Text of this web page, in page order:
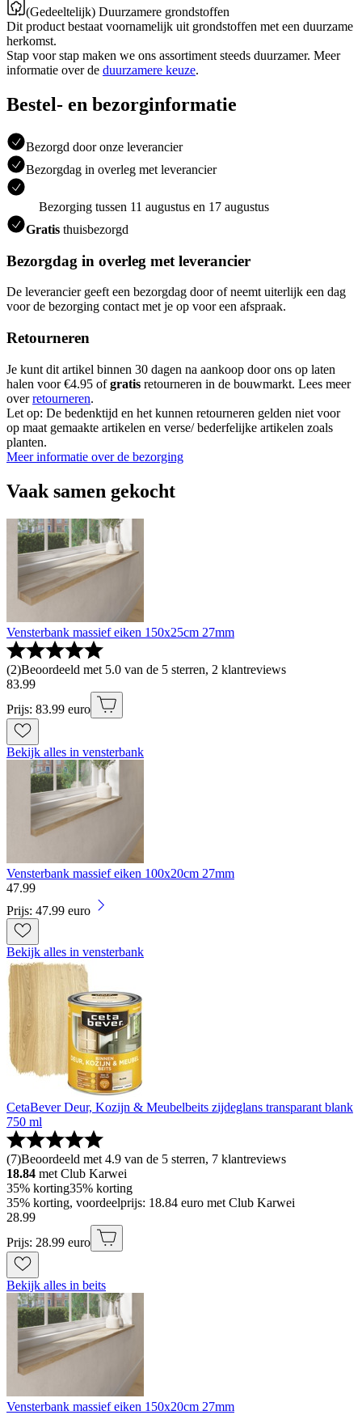
(Gedeeltelijk) Duurzamere grondstoffen
Dit product bestaat voornamelijk uit grondstoffen met een duurzame
herkomst.
Stap voor stap maken we ons assortiment steeds duurzamer. Meer
informatie over de duurzamere keuze.
Bestel- en bezorginformatie
Bezorgd door onze leverancier
Bezorgdag in overleg met leverancier
Bezorging tussen 11 augustus en 17 augustus
Gratis thuisbezorgd
Bezorgdag in overleg met leverancier
De leverancier geeft een bezorgdag door of neemt uiterlijk een dag
voor de bezorging contact met je op voor een afspraak.
Retourneren
Je kunt dit artikel binnen 30 dagen na aankoop door ons op laten
halen voor €4.95 ofgratis retourneren in de bouwmarkt. Lees meer
overretourneren.
Let op: De bedenktijd en het kunnen retourneren gelden niet voor
op maat gemaakte artikelen en verse/ bederfelijke artikelen zoals
planten.
Meer informatie over de bezorging
Vaak samen gekocht
Vensterbank massief eiken 150x25cm 27mm
(2)Beoordeeld met 5.0 van de 5 sterren, 2 klantreviews
83.99
Prijs: 83.99 euro
Bekijk alles in vensterbank
Vensterbank massief eiken 100x20cm 27mm
47.99
Prijs: 47.99 euro
Bekijk alles in vensterbank
CetaBever Deur, Kozijn & Meubelbeits zijdeglans transparant blank
750 ml
(7)Beoordeeld met 4.9 van de 5 sterren, 7 klantreviews
18.84 met Club Karwei
35% korting35% korting
35% korting, voordeelprijs: 18.84 euro met Club Karwei
28.99
Prijs: 28.99 euro
Bekijk alles in beits
Vensterbank massief eiken 150x20cm 27mm